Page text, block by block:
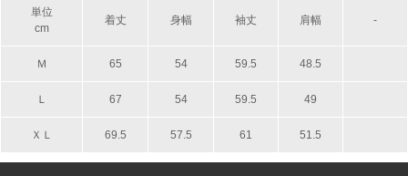
単位
cm
着丈 身幅 袖丈 肩幅 -
Ｍ 65 54 59.5 48.5
Ｌ 67 54 59.5 49
ＸＬ 69.5 57.5 61 51.5